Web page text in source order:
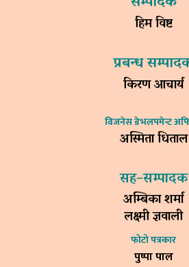
हिम विष्ट
प्रबन्ध
किरण आचार्य
विजनेस डेभलपमेन्ट
अस्मिता धिताल
सह–सम्पादक
अम्बिका शर्मा
लक्ष्मी ज्ञवाली
फोटो पत्रकार
पुष्पा पाल